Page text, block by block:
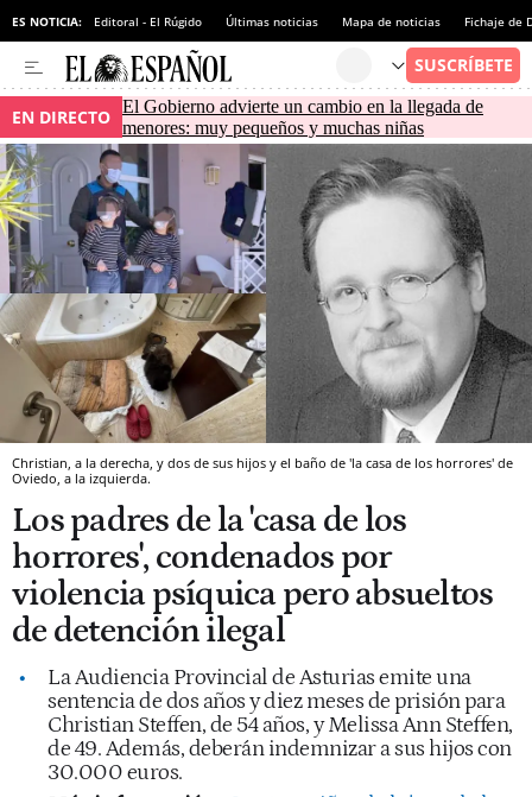
ES NOTICIA: Editoral - El Rúgido Últimas noticias Mapa de noticias Fichaje de
EN DIRECTO El Gobierno advierte un cambio en la llegada de
menores: muy pequeños y muchas niñas
Christian, a la derecha, y dos de sus hijos y el baño de 'la casa de los horrores' de
Oviedo, a la izquierda.
Los padres de la 'casa de los
horrores', condenados por
violencia psíquica pero absueltos
de detención ilegal
La Audiencia Provincial de Asturias emite una
sentencia de dos años y diez meses de prisión para
Christian Steffen, de 54 años, y Melissa Ann Steffen,
de 49. Además, deberán indemnizar a sus hijos con
30.000 euros.